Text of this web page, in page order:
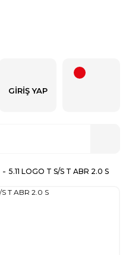
GIRIŞ YAP
5.11 LOGO T S/S T ABR 2.0 S